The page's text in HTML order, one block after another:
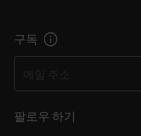
구독
팔로우 하기